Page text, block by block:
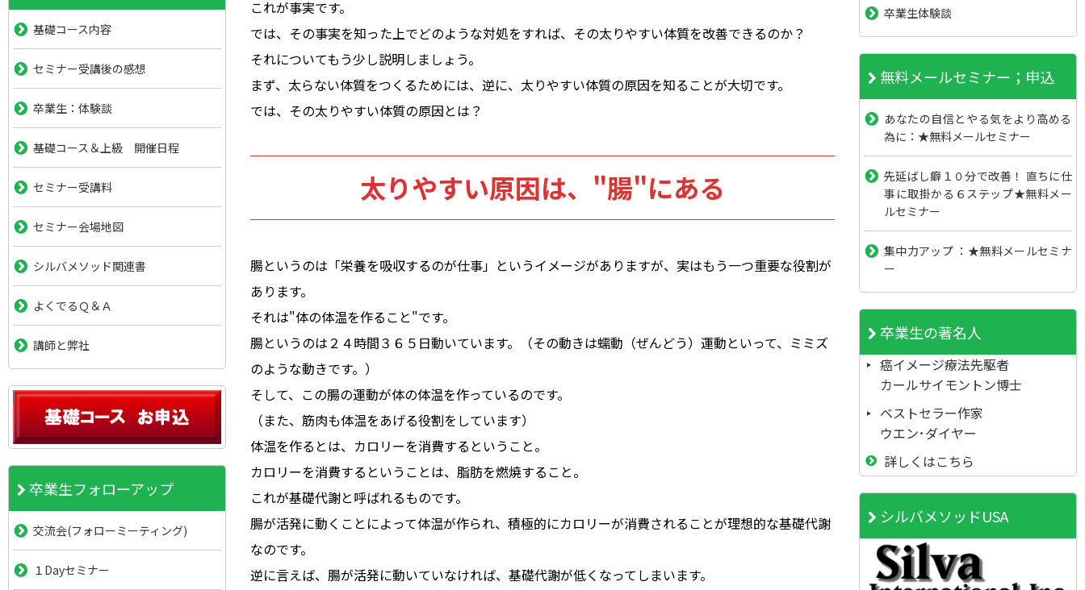
これが事実です。
では、その事実を知った上でどのような対処をすれば、その太りやすい体質を改善できるのか？
それについてもう少し説明しましょう。
まず、太らない体質をつくるためには、逆に、太りやすい体質の原因を知ることが大切です。
では、その太りやすい体質の原因とは？
太りやすい原因は、"腸"にある
腸というのは「栄養を吸収するのが仕事」というイメージがありますが、実はもう一つ重要な役割が
あります。
それは"体の体温を作ること"です。
腸というのは２４時間３６５日動いています。（その動きは蠕動（ぜんどう）運動といって、ミミズ
のような動きです。）
そして、この腸の運動が体の体温を作っているのです。
（また、筋肉も体温をあげる役割をしています）
体温を作るとは、カロリーを消費するということ。
カロリーを消費するということは、脂肪を燃焼すること。
これが基礎代謝と呼ばれるものです。
腸が活発に動くことによって体温が作られ、積極的にカロリーが消費されることが理想的な基礎代謝
なのです。
逆に言えば、腸が活発に動いていなければ、基礎代謝が低くなってしまいます。
基礎コース内容
セミナー受講後の感想
卒業生：体験談
基礎コース＆上級 開催日程
セミナー受講料
セミナー会場地図
シルバメソッド関連書
よくでるＱ＆Ａ
講師と弊社
卒業生フォローアップ
交流会(フォローミーティング)
１Dayセミナー
卒業生体験談
無料メールセミナー；申込
あなたの自信とやる気をより高める
為に：★無料メールセミナー
先延ばし癖１０分で改善！ 直ちに仕
事に取掛かる６ステップ★無料メー
ルセミナー
集中力アップ ：★無料メールセミナ
ー
卒業生の著名人
癌イメージ療法先駆者
カールサイモントン博士
ベストセラー作家
ウエン･ダイヤー
詳しくはこちら
シルバメソッドUSA